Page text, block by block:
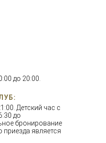
до 20:00.
Детский час с
до
бронирование
приезда является